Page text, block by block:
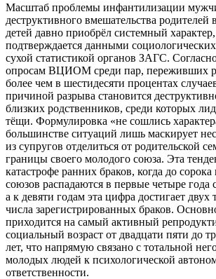
Масштаб проблемы инфантилизации
деструктивного вмешательства родителей
детей давно приобрёл системный
подтверждается данными
сухой статистикой органов ЗАГС.
опросам ВЦИОМ среди пар, переживших
более чем в шестидесяти процентах
причиной разрыва становится
близких родственников, среди которых
тёщи. Формулировка «не сошлись
большинстве ситуаций лишь маскирует
из супругов отделиться от родительской
границы своего молодого союза. Эта
катастрофе ранних браков, когда до
союзов распадаются в первые четыре года
а к девяти годам эта цифра достигает двух
числа зарегистрированных браков.
приходится на самый активный
социальный возраст от двадцати пяти до
лет, что напрямую связано с тотальной
молодых людей к психологической
ответственности.